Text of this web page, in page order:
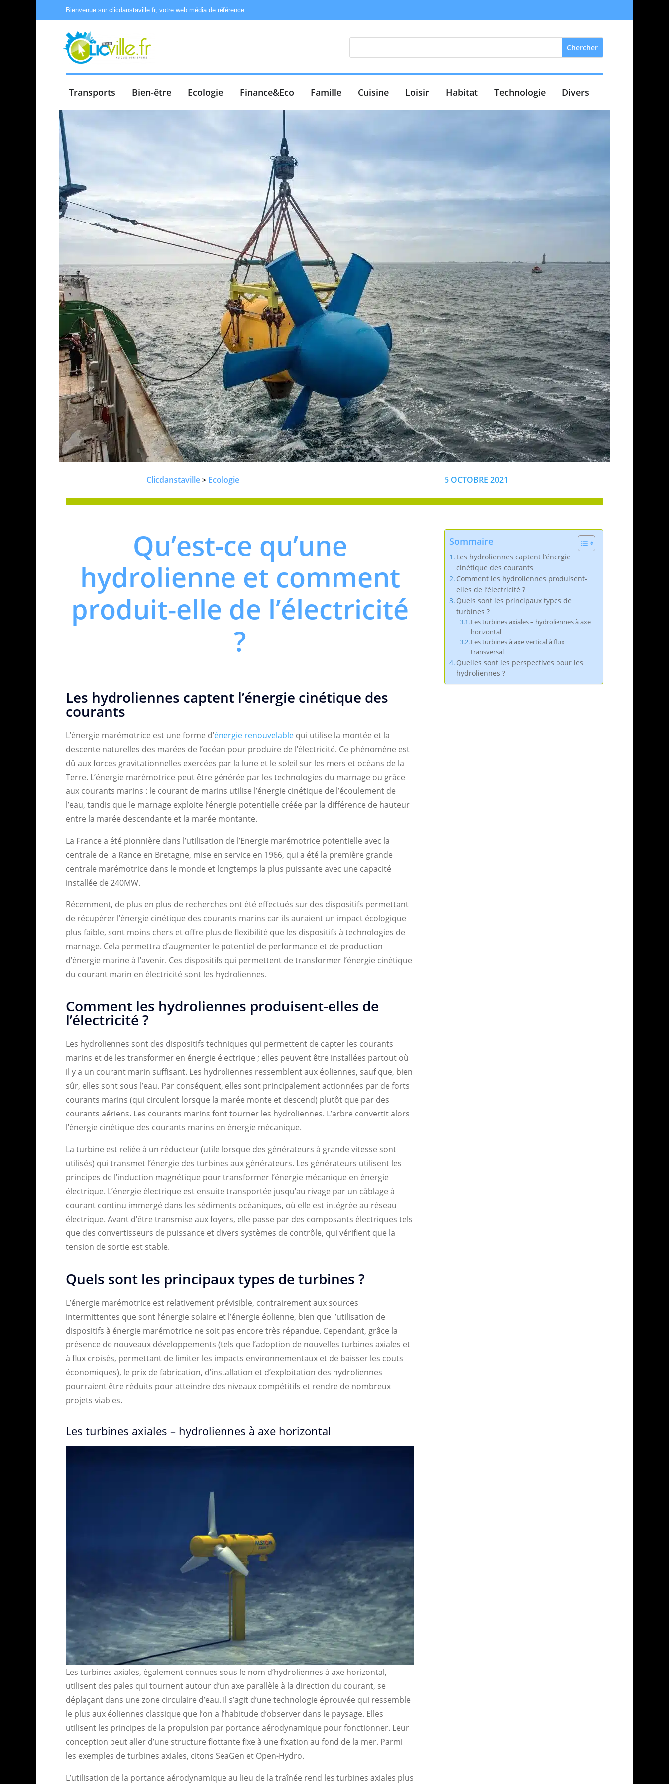
Bienvenue sur clicdanstaville.fr, votre web média de référence
Transports Bien-être Ecologie Finance&Eco Famille Cuisine Loisir Habitat Technologie Divers
Clicdanstaville> Ecologie 5 OCTOBRE 2021
Qu’est-ce qu’une
hydrolienne et comment
produit-elle de l’électricité
?
Les hydroliennes captent l’énergie cinétique des
courants
L’énergie marémotrice est une forme d’énergie renouvelable qui utilise la montée et la
descente naturelles des marées de l’océan pour produire de l’électricité. Ce phénomène est
dû aux forces gravitationnelles exercées par la lune et le soleil sur les mers et océans de la
Terre. L’énergie marémotrice peut être générée par les technologies du marnage ou grâce
aux courants marins : le courant de marins utilise l’énergie cinétique de l’écoulement de
l’eau, tandis que le marnage exploite l’énergie potentielle créée par la différence de hauteur
entre la marée descendante et la marée montante.
La France a été pionnière dans l’utilisation de l’Energie marémotrice potentielle avec la
centrale de la Rance en Bretagne, mise en service en 1966, qui a été la première grande
centrale marémotrice dans le monde et longtemps la plus puissante avec une capacité
installée de 240MW.
Récemment, de plus en plus de recherches ont été effectués sur des dispositifs permettant
de récupérer l’énergie cinétique des courants marins car ils auraient un impact écologique
plus faible, sont moins chers et offre plus de flexibilité que les dispositifs à technologies de
marnage. Cela permettra d’augmenter le potentiel de performance et de production
d’énergie marine à l’avenir. Ces dispositifs qui permettent de transformer l’énergie cinétique
du courant marin en électricité sont les hydroliennes.
Comment les hydroliennes produisent-elles de
l’électricité ?
Les hydroliennes sont des dispositifs techniques qui permettent de capter les courants
marins et de les transformer en énergie électrique ; elles peuvent être installées partout où
il y a un courant marin suffisant. Les hydroliennes ressemblent aux éoliennes, sauf que, bien
sûr, elles sont sous l’eau. Par conséquent, elles sont principalement actionnées par de forts
courants marins (qui circulent lorsque la marée monte et descend) plutôt que par des
courants aériens. Les courants marins font tourner les hydroliennes. L’arbre convertit alors
l’énergie cinétique des courants marins en énergie mécanique.
La turbine est reliée à un réducteur (utile lorsque des générateurs à grande vitesse sont
utilisés) qui transmet l’énergie des turbines aux générateurs. Les générateurs utilisent les
principes de l’induction magnétique pour transformer l’énergie mécanique en énergie
électrique. L’énergie électrique est ensuite transportée jusqu’au rivage par un câblage à
courant continu immergé dans les sédiments océaniques, où elle est intégrée au réseau
électrique. Avant d’être transmise aux foyers, elle passe par des composants électriques tels
que des convertisseurs de puissance et divers systèmes de contrôle, qui vérifient que la
tension de sortie est stable.
Quels sont les principaux types de turbines ?
L’énergie marémotrice est relativement prévisible, contrairement aux sources
intermittentes que sont l’énergie solaire et l’énergie éolienne, bien que l’utilisation de
dispositifs à énergie marémotrice ne soit pas encore très répandue. Cependant, grâce la
présence de nouveaux développements (tels que l’adoption de nouvelles turbines axiales et
à flux croisés, permettant de limiter les impacts environnementaux et de baisser les couts
économiques), le prix de fabrication, d’installation et d’exploitation des hydroliennes
pourraient être réduits pour atteindre des niveaux compétitifs et rendre de nombreux
projets viables.
Les turbines axiales – hydroliennes à axe horizontal
Les turbines axiales, également connues sous le nom d’hydroliennes à axe horizontal,
utilisent des pales qui tournent autour d’un axe parallèle à la direction du courant, se
déplaçant dans une zone circulaire d’eau. Il s’agit d’une technologie éprouvée qui ressemble
le plus aux éoliennes classique que l’on a l’habitude d’observer dans le paysage. Elles
utilisent les principes de la propulsion par portance aérodynamique pour fonctionner. Leur
conception peut aller d’une structure flottante fixe à une fixation au fond de la mer. Parmi
les exemples de turbines axiales, citons SeaGen et Open-Hydro.
L’utilisation de la portance aérodynamique au lieu de la traînée rend les turbines axiales plus
Sommaire
Les hydroliennes captent l’énergie
cinétique des courants
Comment les hydroliennes produisent-
elles de l’électricité ?
Quels sont les principaux types de
turbines ?
Les turbines axiales – hydroliennes à axe
horizontal
Les turbines à axe vertical à flux
transversal
Quelles sont les perspectives pour les
hydroliennes ?